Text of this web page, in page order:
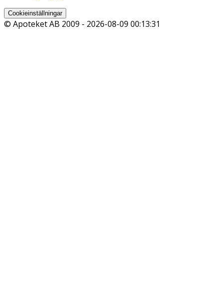
Cookieinställningar
© Apoteket AB 2009 - 2026-08-09 00:13:31